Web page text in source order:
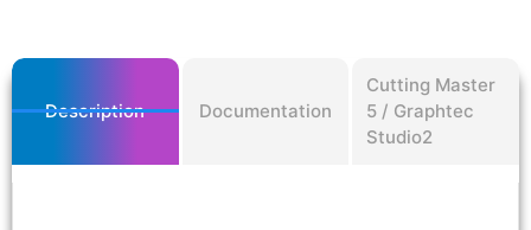
Description Documentation
Cutting Master
5 / Graphtec
Studio2